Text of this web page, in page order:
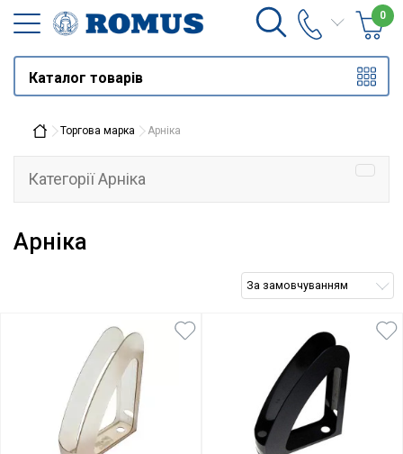
0
Каталог товарів
Торгова марка Арніка
Категорії Арніка
Арніка
За замовчуванням